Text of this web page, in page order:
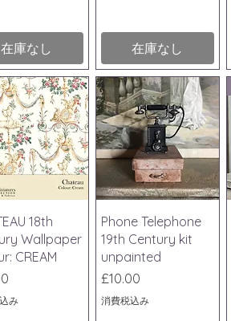
在庫なし 在庫なし
ックビュー
18th
Wallpaper
CREAM
み
クイックビュー
Phone Telephone
19th Century kit
unpainted
価格
£10.00
消費税込み